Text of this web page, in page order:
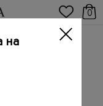
0
с короткими
на